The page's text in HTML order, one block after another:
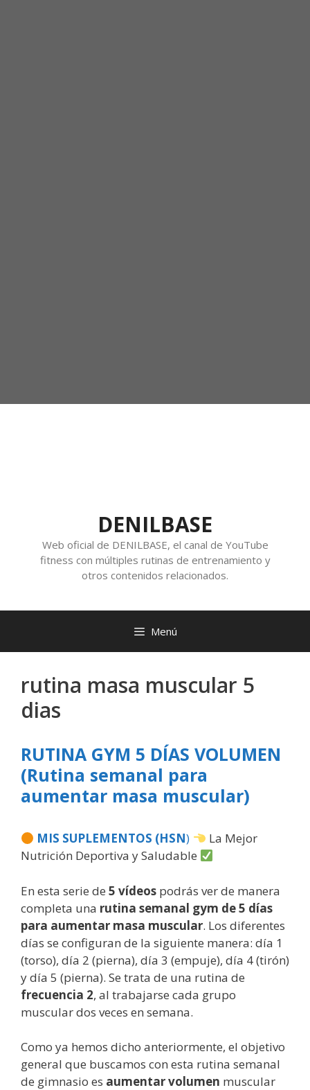
DENILBASE
Web oficial de DENILBASE, el canal de YouTube
fitness con múltiples rutinas de entrenamiento y
otros contenidos relacionados.
Menú
rutina masa muscular 5
dias
RUTINA GYM 5 DÍAS VOLUMEN
(Rutina semanal para
aumentar masa muscular)
MIS SUPLEMENTOS (HSN)
La Mejor
Nutrición Deportiva y Saludable
En esta serie de 5 vídeos podrás ver de manera
completa una rutina semanal gym de 5 días
para aumentar masa muscular. Los diferentes
días se configuran de la siguiente manera: día 1
(torso), día 2 (pierna), día 3 (empuje), día 4 (tirón)
y día 5 (pierna). Se trata de una rutina de
frecuencia 2, al trabajarse cada grupo
muscular dos veces en semana.
Como ya hemos dicho anteriormente, el objetivo
general que buscamos con esta rutina semanal
de gimnasio es aumentar volumen muscular